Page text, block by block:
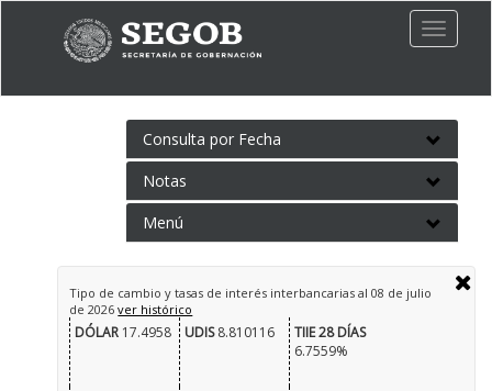
Toggle
Consulta por Fecha
Notas
Menú
Tipo de cambio y tasas de interés interbancarias al 08 de julio
de 2026ver histórico
DÓLAR17.4958 UDIS8.810116
TIIE 28 DÍAS
6.7559%